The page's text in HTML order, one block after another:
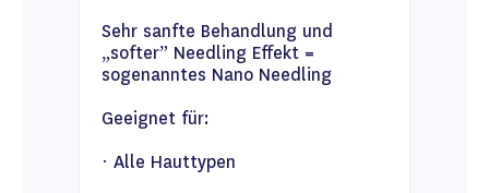
Sehr sanfte Behandlung und
„softer” Needling Effekt =
sogenanntes Nano Needling
Geeignet für:
· Alle Hauttypen